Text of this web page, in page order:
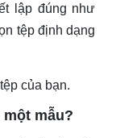
lập đúng như
tệp định dạng
của bạn.
mẫu?